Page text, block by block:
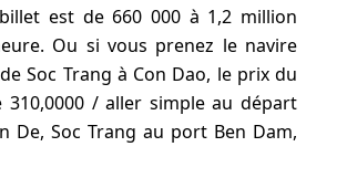
est de 660 000 à 1,2 million
Ou si vous prenez le navire
Soc Trang à Con Dao, le prix du
310,0000 / aller simple au départ
De, Soc Trang au port Ben Dam,